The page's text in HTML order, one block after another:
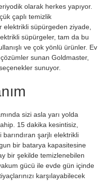
olarak herkes yapıyor.
çaplı temizlik
elektrikli süpürgeden ziyade,
süpürgeler, tam da bu
ve çok yönlü ürünler. Ev
sunan Goldmaster,
sunuyor.
sizi asla yarı yolda
15 dakika kesintisiz,
şarjlı elektrikli
bir batarya kapasitesine
bir şekilde temizlenebilen
gücü ile evde gün içinde
karşılayabilecek